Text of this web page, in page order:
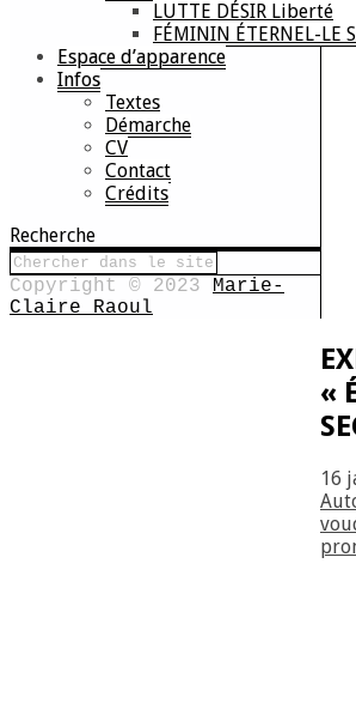
LUTTE DÉSIR Liberté
FÉMININ ÉTERNEL-LE
Espace d’apparence
Infos
Textes
Démarche
CV
Contact
Crédits
Recherche
Copyright © 2023 Marie-
Claire Raoul
«
16